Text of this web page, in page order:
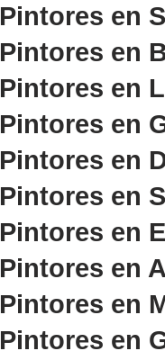
Pintores en
Pintores en
Pintores en
Pintores en
Pintores en
Pintores en
Pintores en
Pintores en
Pintores en
Pintores en